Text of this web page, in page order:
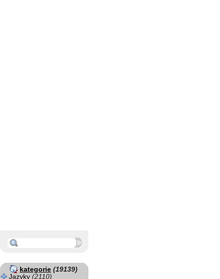
kategorie (19139)
Jazyky (2110)